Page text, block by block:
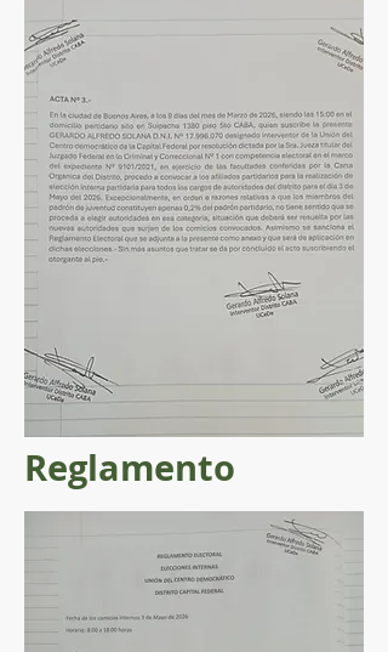
Reglamento